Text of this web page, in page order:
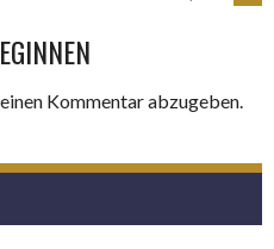
Kommentar abzugeben.